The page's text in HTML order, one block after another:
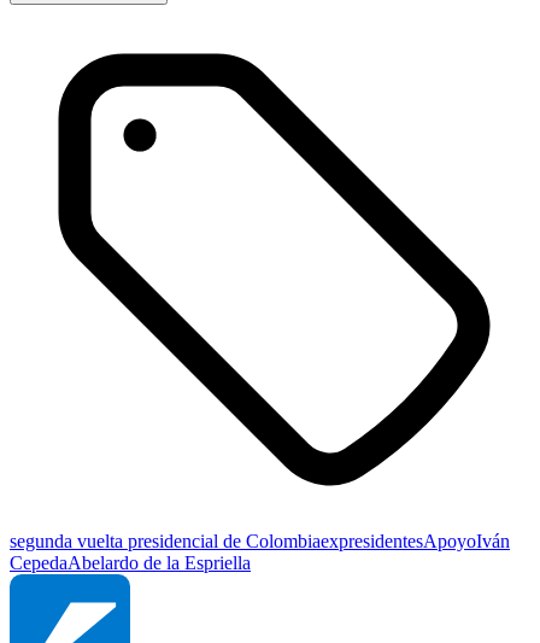
segunda vuelta presidencial de ColombiaexpresidentesApoyoIván
CepedaAbelardo de la Espriella